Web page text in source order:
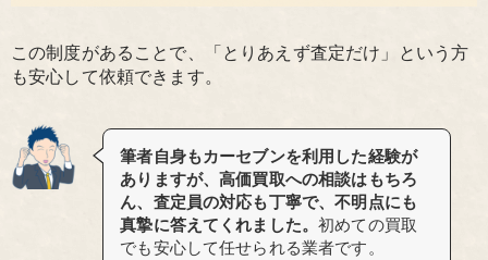
この制度があることで、「とりあえず査定だけ」という方
も安心して依頼できます。
筆者自身もカーセブンを利用した経験が
ありますが、高価買取への相談はもちろ
ん、査定員の対応も丁寧で、不明点にも
真摯に答えてくれました。初めての買取
でも安心して任せられる業者です。